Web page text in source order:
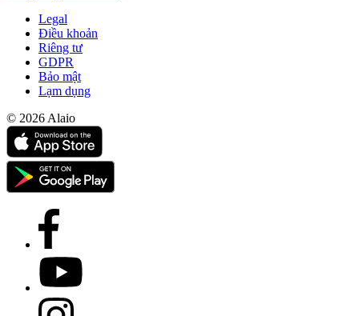
Legal
Điều khoản
Riêng tư
GDPR
Bảo mật
Lạm dụng
© 2026 Alaio